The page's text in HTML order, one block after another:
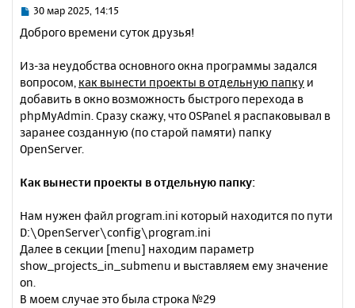
С
о
щ
е
н
е
30 мар 2025, 14:15
Доброго времени суток друзья!
Из-за неудобства основного окна программы задался
вопросом, как вынести проекты в отдельную папку и
добавить в окно возможность быстрого перехода в
phpMyAdmin. Сразу скажу, что OSPanel я распаковывал в
заранее созданную (по старой памяти) папку
OpenServer.
Как вынести проекты в отдельную папку:
Нам нужен файл program.ini который находится по пути
D:\OpenServer\config\program.ini
Далее в секции [menu] находим параметр
show_projects_in_submenu и выставляем ему значение
on.
В моем случае это была строка №29